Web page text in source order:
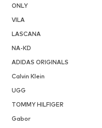
ONLY
VILA
LASCANA
NA-KD
ADIDAS ORIGINALS
Calvin Klein
UGG
TOMMY HILFIGER
Gabor